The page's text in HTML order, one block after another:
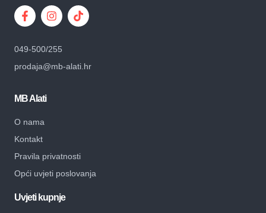
049-500/255
prodaja@mb-alati.hr
MB Alati
O nama
Kontakt
Pravila privatnosti
Opći uvjeti poslovanja
Uvjeti kupnje